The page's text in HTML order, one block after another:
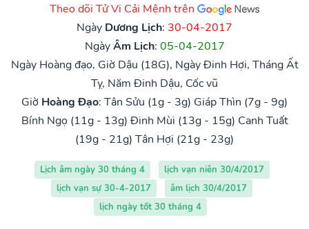
Theo dõi Tử Vi Cải Mệnh trên
Ngày Dương Lịch: 30-04-2017
NgàyÂm Lịch: 05-04-2017
Ngày Hoàng đạo, Giờ Dậu (18G), Ngày Đinh Hợi, Tháng Ất
Tỵ, Năm Đinh Dậu, Cốc vũ
Giờ Hoàng Đạo: Tân Sửu (1g - 3g) Giáp Thìn (7g - 9g)
Bính Ngọ (11g - 13g) Đinh Mùi (13g - 15g) Canh Tuất
(19g - 21g) Tân Hợi (21g - 23g)
Lịch âm ngày 30 tháng 4
lịch vạn niên 30/4/2017
lịch vạn sự 30-4-2017
âm lịch 30/4/2017
lịch ngày tốt 30 tháng 4